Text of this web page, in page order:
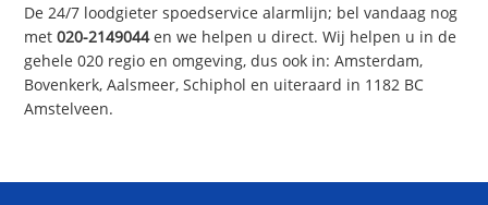
De 24/7 loodgieter spoedservice alarmlijn; bel vandaag nog
met020-2149044en we helpen u direct. Wij helpen u in de
gehele 020 regio en omgeving, dus ook in: Amsterdam,
Bovenkerk, Aalsmeer, Schiphol en uiteraard in 1182 BC
Amstelveen.